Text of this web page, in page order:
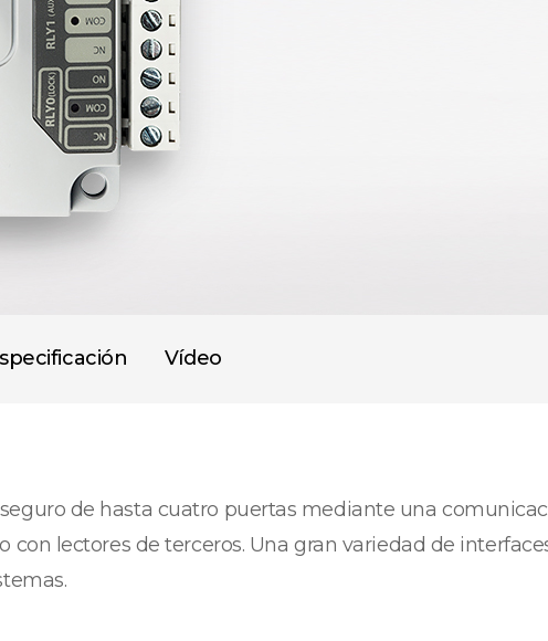
Vídeo
de hasta cuatro puertas mediante una
con lectores de terceros. Una gran variedad de